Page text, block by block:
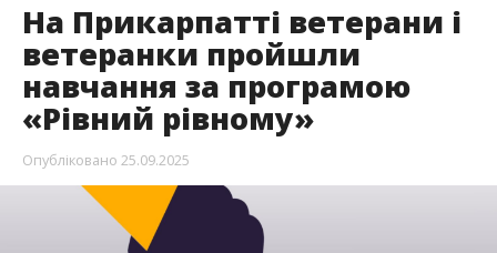
На Прикарпатті ветерани і
ветеранки пройшли
навчання за програмою
«Рівний рівному»
Опубліковано 25.09.2025